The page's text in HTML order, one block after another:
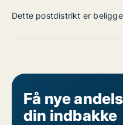
Dette postdistrikt er
Få nye
din indbakke